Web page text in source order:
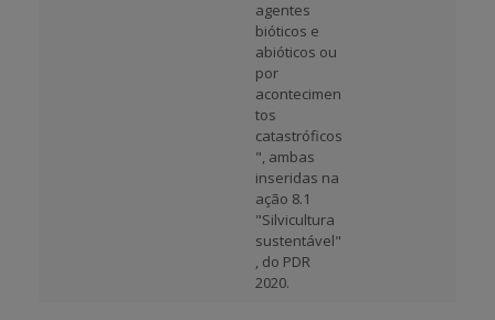
agentes
bióticos e
abióticos ou
por
acontecimen
tos
catastróficos
", ambas
inseridas na
ação 8.1
"Silvicultura
sustentável"
, do PDR
2020.